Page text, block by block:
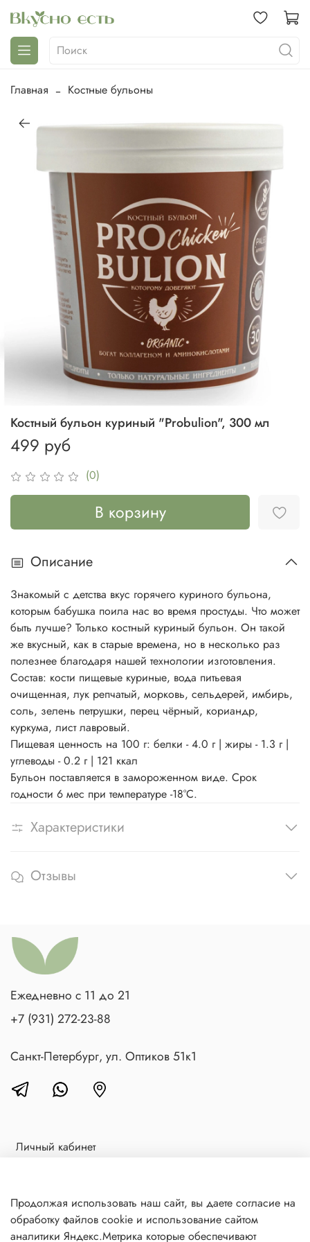
Главная Костные бульоны
(0)
Костный бульон куриный "Probulion", 300 мл
499 руб
В корзину
Описание
Знакомый с детства вкус горячего куриного бульона,
которым бабушка поила нас во время простуды. Что может
быть лучше? Только костный куриный бульон. Он такой
же вкусный, как в старые времена, но в несколько раз
полезнее благодаря нашей технологии изготовления.
Состав: кости пищевые куриные, вода питьевая
очищенная, лук репчатый, морковь, сельдерей, имбирь,
соль, зелень петрушки, перец чёрный, кориандр,
куркума, лист лавровый.
Пищевая ценность на 100 г: белки - 4.0 г | жиры - 1.3 г |
углеводы - 0.2 г | 121 ккал
Бульон поставляется в замороженном виде. Срок
годности 6 мес при температуре -18°С.
Характеристики
Отзывы
Личный кабинет
Блог
Контакты
Ежедневно с 11 до 21
+7 (931) 272-23-88
Санкт-Петербург, ул. Оптиков 51к1
Продолжая использовать наш сайт, вы даете согласие на
обработку файлов cookie и использование сайтом
аналитики Яндекс.Метрика которые обеспечивают